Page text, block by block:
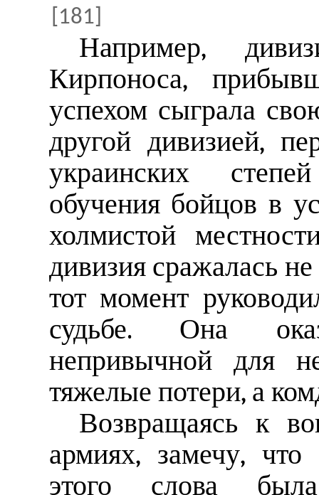
[181]
Например,
Кирпоноса,
успехом сыграла
другой дивизией,
украинских
обучения бойцов в
холмистой
дивизия сражалась
тот момент
судьбе. Она
непривычной для
тяжелые потери, а
Возвращаясь к
армиях, замечу,
этого слова